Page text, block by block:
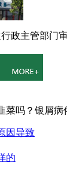
政主管部门
菜吗？银屑病
因导致
的